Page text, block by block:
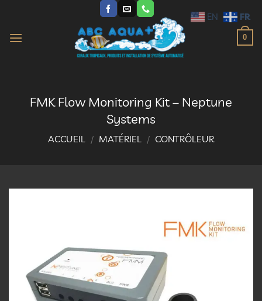
contenu
0
FMK Flow Monitoring Kit – Neptune
Systems
ACCUEIL / MATÉRIEL / CONTRÔLEUR
Ajouter
EN FR